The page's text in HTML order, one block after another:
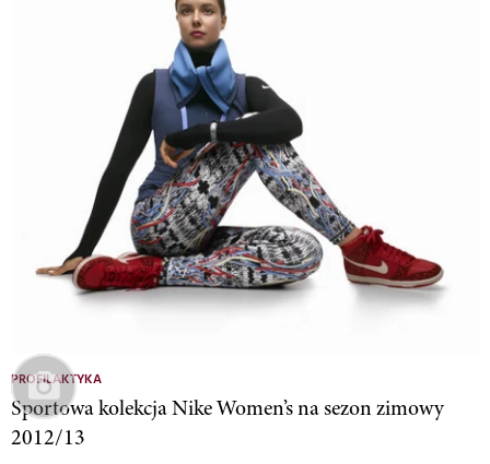
PROFILAKTYKA
Sportowa kolekcja Nike Women’s na sezon zimowy
2012/13